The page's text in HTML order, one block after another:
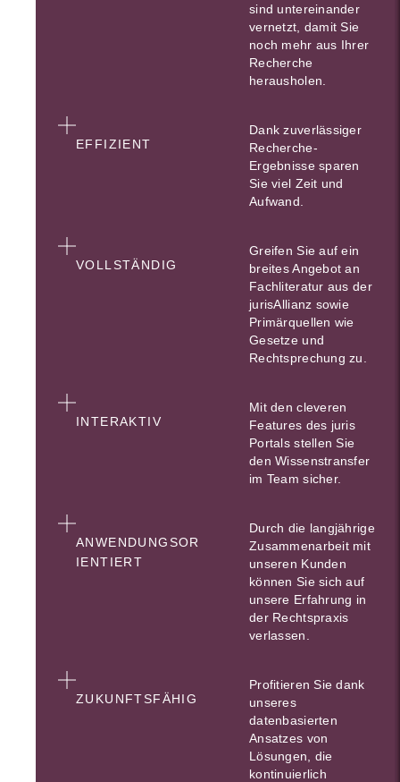
sind untereinander
vernetzt, damit Sie
noch mehr aus Ihrer
Recherche
herausholen.
EFFIZIENT
Dank zuverlässiger
Recherche-
Ergebnisse sparen
Sie viel Zeit und
Aufwand.
VOLLSTÄNDIG
Greifen Sie auf ein
breites Angebot an
Fachliteratur aus der
jurisAllianz sowie
Primärquellen wie
Gesetze und
Rechtsprechung zu.
INTERAKTIV
Mit den cleveren
Features des juris
Portals stellen Sie
den Wissenstransfer
im Team sicher.
ANWENDUNGSOR
IENTIERT
Durch die langjährige
Zusammenarbeit mit
unseren Kunden
können Sie sich auf
unsere Erfahrung in
der Rechtspraxis
verlassen.
ZUKUNFTSFÄHIG
Profitieren Sie dank
unseres
datenbasierten
Ansatzes von
Lösungen, die
kontinuierlich